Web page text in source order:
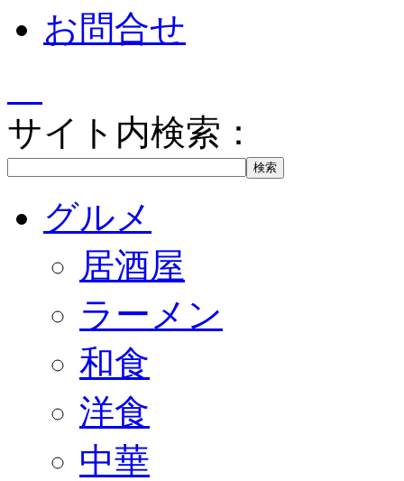
お問合せ
サイト内検索：
グルメ
居酒屋
ラーメン
和食
洋食
中華